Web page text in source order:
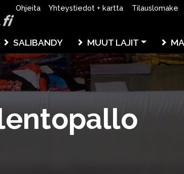
Ohjeita Yhteystiedot + kartta Tilauslomake
SALIBANDY MUUT LAJIT